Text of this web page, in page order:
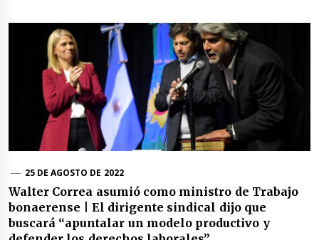
25 DE AGOSTO DE 2022
Walter Correa asumió como ministro de Trabajo
bonaerense | El dirigente sindical dijo que
buscará “apuntalar un modelo productivo y